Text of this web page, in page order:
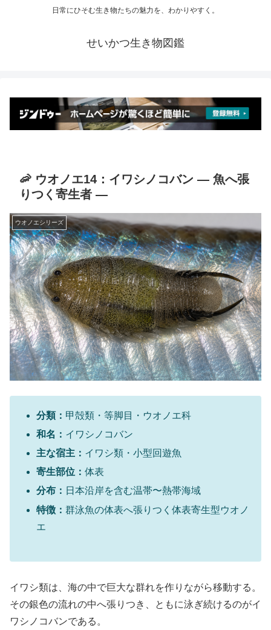
日常にひそむ生き物たちの魅力を、わかりやすく。
せいかつ生き物図鑑
🦐 ウオノエ14：イワシノコバン ― 魚へ張
りつく寄生者 ―
ウオノエシリーズ
分類： 甲殻類・等脚目・ウオノエ科
和名： イワシノコバン
主な宿主： イワシ類・小型回遊魚
寄生部位：体表
分布： 日本沿岸を含む温帯〜熱帯海域
特徴：群泳魚の体表へ張りつく体表寄生型ウオノ
エ
イワシ類は、海の中で巨大な群れを作りながら移動する。
その銀色の流れの中へ張りつき、ともに泳ぎ続けるのがイ
ワシノコバンである。